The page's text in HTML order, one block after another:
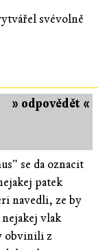
svévolně
» odpovědět «
se da oznacit
patek
navedli, ze by
vlak
obvinili z